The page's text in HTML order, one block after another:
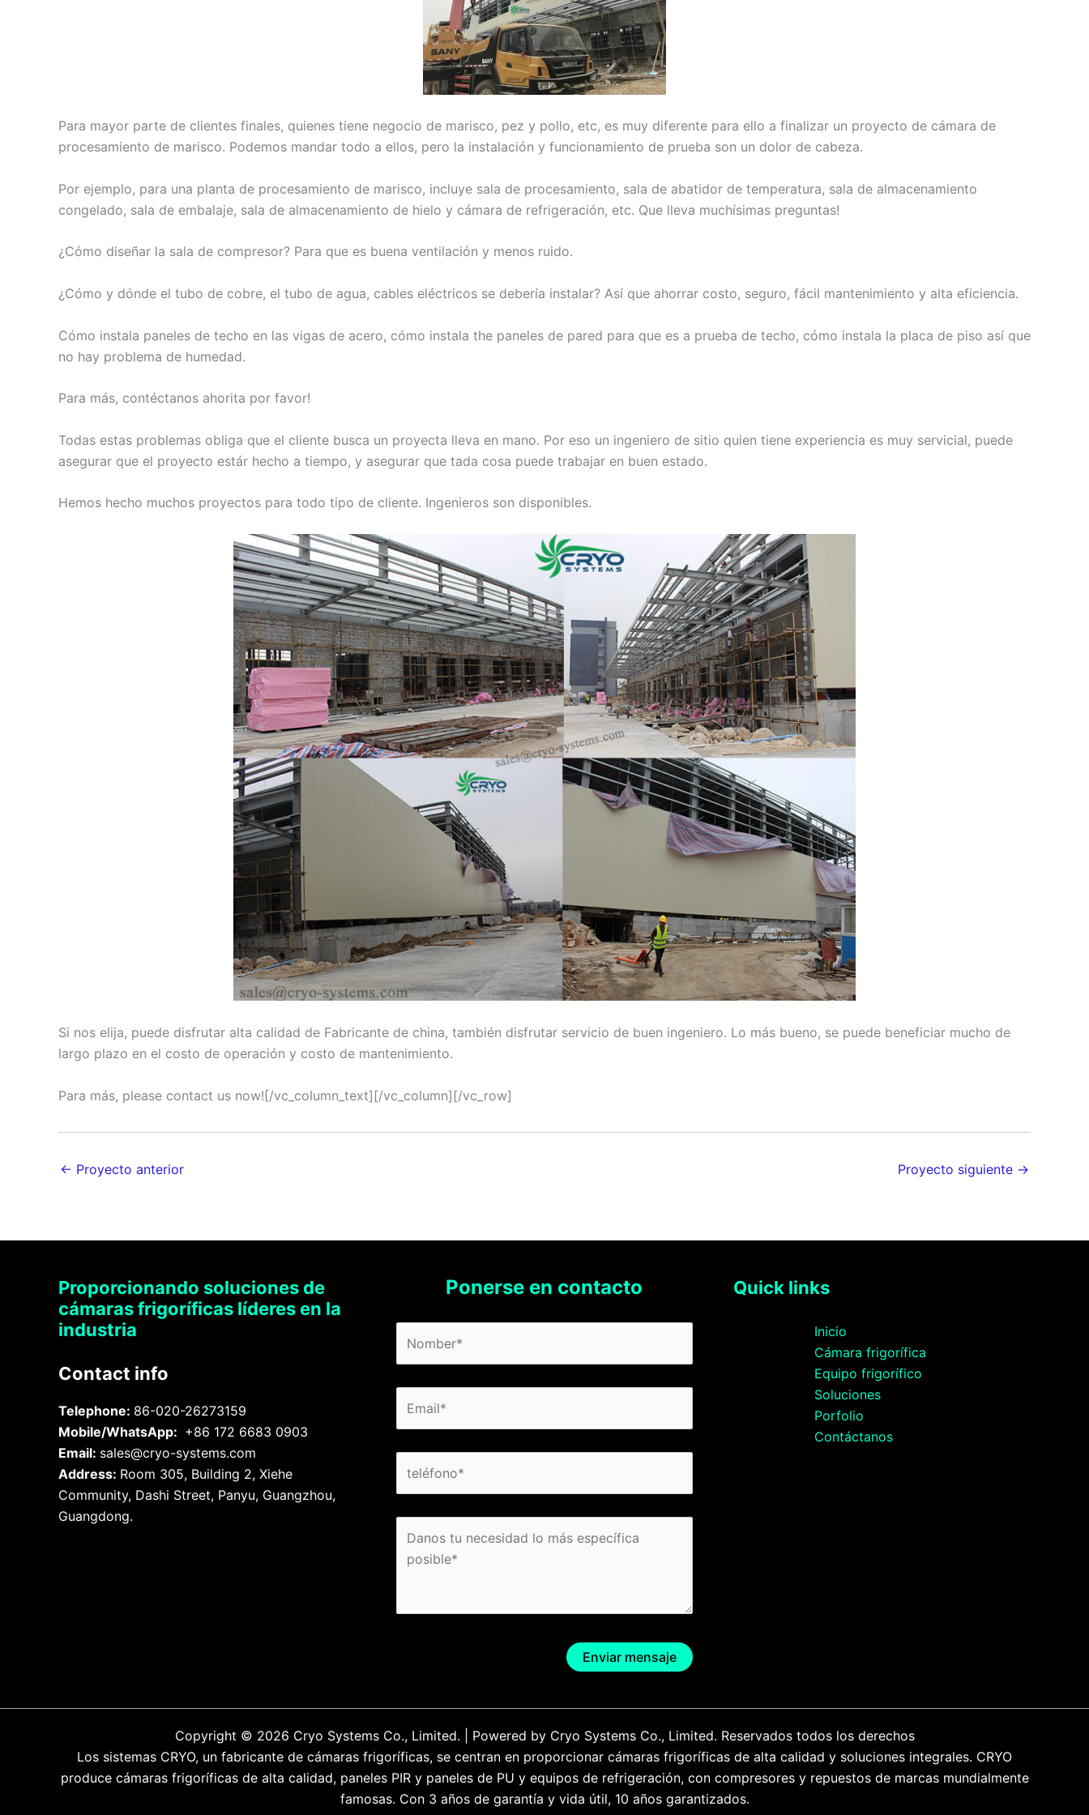
Para mayor parte de clientes finales, quienes tiene negocio de marisco, pez y pollo, etc, es muy diferente para ello a finalizar un proyecto de cámara de
procesamiento de marisco. Podemos mandar todo a ellos, pero la instalación y funcionamiento de prueba son un dolor de cabeza.
Por ejemplo, para una planta de procesamiento de marisco, incluye sala de procesamiento, sala de abatidor de temperatura, sala de almacenamiento
congelado, sala de embalaje, sala de almacenamiento de hielo y cámara de refrigeración, etc. Que lleva muchísimas preguntas!
¿Cómo diseñar la sala de compresor? Para que es buena ventilación y menos ruido.
¿Cómo y dónde el tubo de cobre, el tubo de agua, cables eléctricos se debería instalar? Así que ahorrar costo, seguro, fácil mantenimiento y alta eficiencia.
Cómo instala paneles de techo en las vigas de acero, cómo instala the paneles de pared para que es a prueba de techo, cómo instala la placa de piso así que
no hay problema de humedad.
Para más, contéctanos ahorita por favor!
Todas estas problemas obliga que el cliente busca un proyecta lleva en mano. Por eso un ingeniero de sitio quien tiene experiencia es muy servicial, puede
asegurar que el proyecto estár hecho a tiempo, y asegurar que tada cosa puede trabajar en buen estado.
Hemos hecho muchos proyectos para todo tipo de cliente. Ingenieros son disponibles.
Si nos elija, puede disfrutar alta calidad de Fabricante de china, también disfrutar servicio de buen ingeniero. Lo más bueno, se puede beneficiar mucho de
largo plazo en el costo de operación y costo de mantenimiento.
Para más, please contact us now![/vc_column_text][/vc_column][/vc_row]
← Proyecto anterior Proyecto siguiente →
Proporcionando soluciones de
cámaras frigoríficas líderes en la
industria
Contact info
Telephone: 86-020-26273159
Mobile/WhatsApp: +86 172 6683 0903
Email: sales@cryo-systems.com
Address: Room 305, Building 2, Xiehe
Community, Dashi Street, Panyu, Guangzhou,
Guangdong.
Ponerse en contacto Quick links
Inicio
Cámara frigorífica
Equipo frigorífico
Soluciones
Porfolio
Contáctanos
Copyright © 2026 Cryo Systems Co., Limited. | Powered by Cryo Systems Co., Limited. Reservados todos los derechos
Los sistemas CRYO, un fabricante de cámaras frigoríficas, se centran en proporcionar cámaras frigoríficas de alta calidad y soluciones integrales. CRYO
produce cámaras frigoríficas de alta calidad, paneles PIR y paneles de PU y equipos de refrigeración, con compresores y repuestos de marcas mundialmente
famosas. Con 3 años de garantía y vida útil, 10 años garantizados.